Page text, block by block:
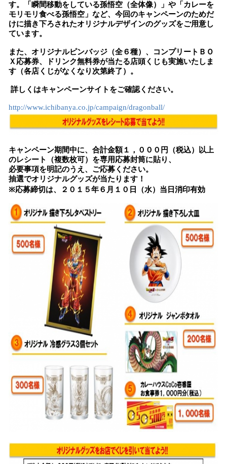
す。「瞬間移動をしている孫悟空（全体像）」や「カレーを
モリモリ食べる孫悟空」など、今回のキャンペーンのためだ
けに描き下ろされたオリジナルデザインのグッズをご用意し
ています。
また、オリジナルピンバッジ（全６種）、コンプリートＢＯ
Ｘ応募券、ドリンク無料券が当たる店頭くじも実施いたしま
す（各店くじがなくなり次第終了）。
詳しくはキャンペーンサイトをご確認ください。
http://www.ichibanya.co.jp/campaign/dragonball/
キャンペーン期間中に、合計金額１，０００円（税込）以上
のレシート（複数枚可）を専用応募封筒に貼り、
必要事項を明記のうえ、ご応募ください。
抽選でオリジナルグッズが当たります！
※応募締切は、２０１５年６月１０日（水）当日消印有効